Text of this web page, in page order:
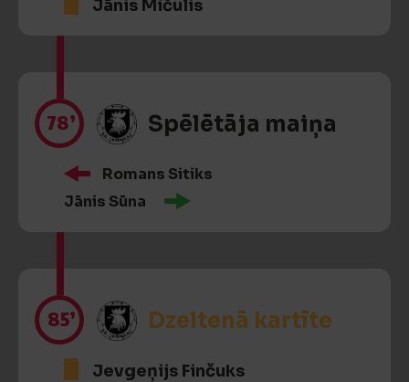
Jānis Mičulis
78’ Spēlētāja maiņa
Romans Sitiks
Jānis Sūna
85’ Dzeltenā kartīte
Jevgeņijs Finčuks